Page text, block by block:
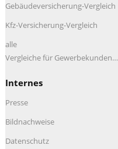
Gebäudeversicherung-Vergleich
Kfz-Versicherung-Vergleich
alle
Vergleiche für Gewerbekunden…
Internes
Presse
Bildnachweise
Datenschutz